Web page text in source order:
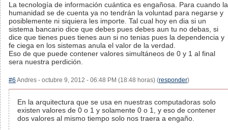
La tecnología de información cuántica es engañosa. Para cuando la
humanidad se de cuenta ya no tendrán la voluntad para negarse y
posiblemente ni siquiera les importe. Tal cual hoy en dia si un
sistema bancario dice que debes pues debes aun tu no debas, si
dice que tienes pues tienes aun si no tenias pues la dependencia y
fe ciega en los sistemas anula el valor de la verdad.
Eso de que puede contener valores simultáneos de 0 y 1 al final
sera nuestra perdición.
#6 Andres - octubre 9, 2012 - 06:48 PM (18:48 horas) (responder)
En la arquitectura que se usa en nuestras computadoras solo
existen valores de 0 o 1 y solamente 0 o 1, y eso de contener
dos valores al mismo tiempo solo nos traera a engaño.